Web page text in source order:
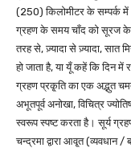
(250) किलोमीटर के सम्पर्क
ग्रहण के समय चाँद को सूरज के
तरह से, ज़्यादा से ज़्यादा,
हो जाता है, या यूँ कहें कि दिन में
ग्रहण प्रकृ्ति का एक अद्भुत
अभूतपूर्व अनोखा, विचित्र
स्वरूप स्पष्ट करता है। सूर्य
चन्द्रमा द्वारा आवृ्त (व्यवधान